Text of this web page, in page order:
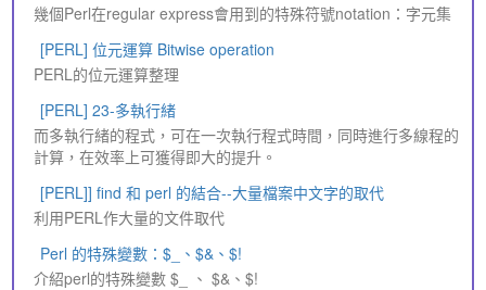
幾個Perl在regular express會用到的特殊符號notation：字元集
[PERL] 位元運算 Bitwise operation
PERL的位元運算整理
[PERL] 23-多執行緒
而多執行緒的程式，可在一次執行程式時間，同時進行多線程的
計算，在效率上可獲得即大的提升。
[PERL]] find 和 perl 的結合--大量檔案中文字的取代
利用PERL作大量的文件取代
Perl 的特殊變數：$_、$&、$!
介紹perl的特殊變數 $_ 、 $&、$!